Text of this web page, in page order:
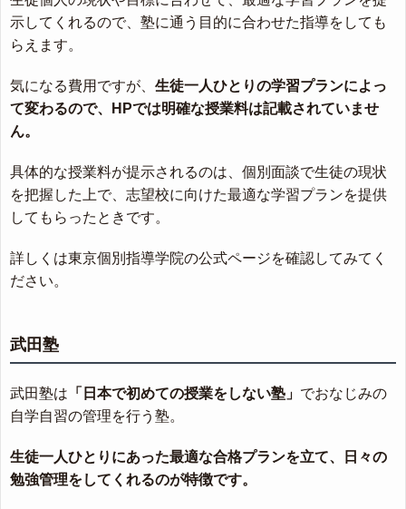
示してくれるので、塾に通う目的に合わせた指導をしても
らえます。
気になる費用ですが、 生徒一人ひとりの学習プランによっ
て変わるので、HPでは明確な授業料は記載されていませ
ん。
具体的な授業料が提示されるのは、個別面談で生徒の現状
を把握した上で、志望校に向けた最適な学習プランを提供
してもらったときです。
詳しくは東京個別指導学院の公式ページを確認してみてく
ださい。
武田塾
武田塾は 「日本で初めての授業をしない塾」 でおなじみの
自学自習の管理を行う塾。
生徒一人ひとりにあった最適な合格プランを立て、日々の
勉強管理をしてくれるのが特徴です。